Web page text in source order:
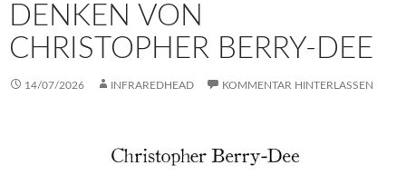
DENKEN VON
CHRISTOPHER BERRY-DEE
14/07/2026 INFRAREDHEAD KOMMENTAR HINTERLASSEN